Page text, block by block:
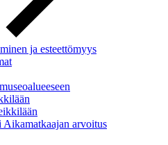
ja esteettömyys
arvoitus